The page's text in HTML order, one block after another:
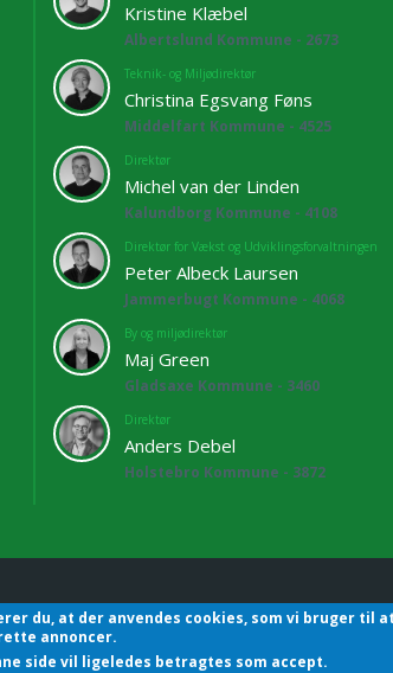
Kristine Klæbel
Albertslund Kommune - 2673
Teknik- og Miljødirektør
Christina Egsvang Føns
Middelfart Kommune - 4525
Direktør
Michel van der Linden
Kalundborg Kommune - 4108
Direktør for Vækst og Udviklingsforvaltningen
Peter Albeck Laursen
Jammerbugt Kommune - 4068
By og miljødirektør
Maj Green
Gladsaxe Kommune - 3460
Direktør
Anders Debel
Holstebro Kommune - 3872
Kommunalteknisk Chefforening | Sekretariatet
du, at der anvendes cookies, som vi bruger til
annoncer.
side vil ligeledes betragtes som accept.